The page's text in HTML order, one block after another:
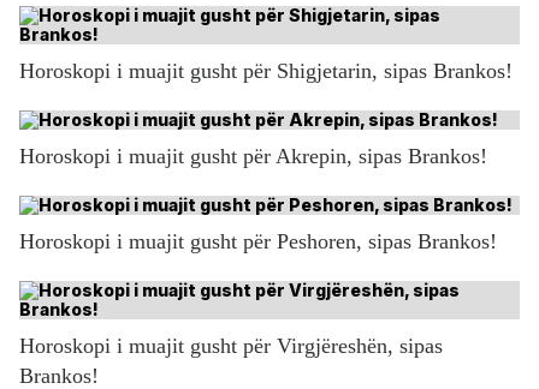
Horoskopi i muajit gusht për Shigjetarin, sipas Brankos!
Horoskopi i muajit gusht për Akrepin, sipas Brankos!
Horoskopi i muajit gusht për Peshoren, sipas Brankos!
Horoskopi i muajit gusht për Virgjëreshën, sipas
Brankos!